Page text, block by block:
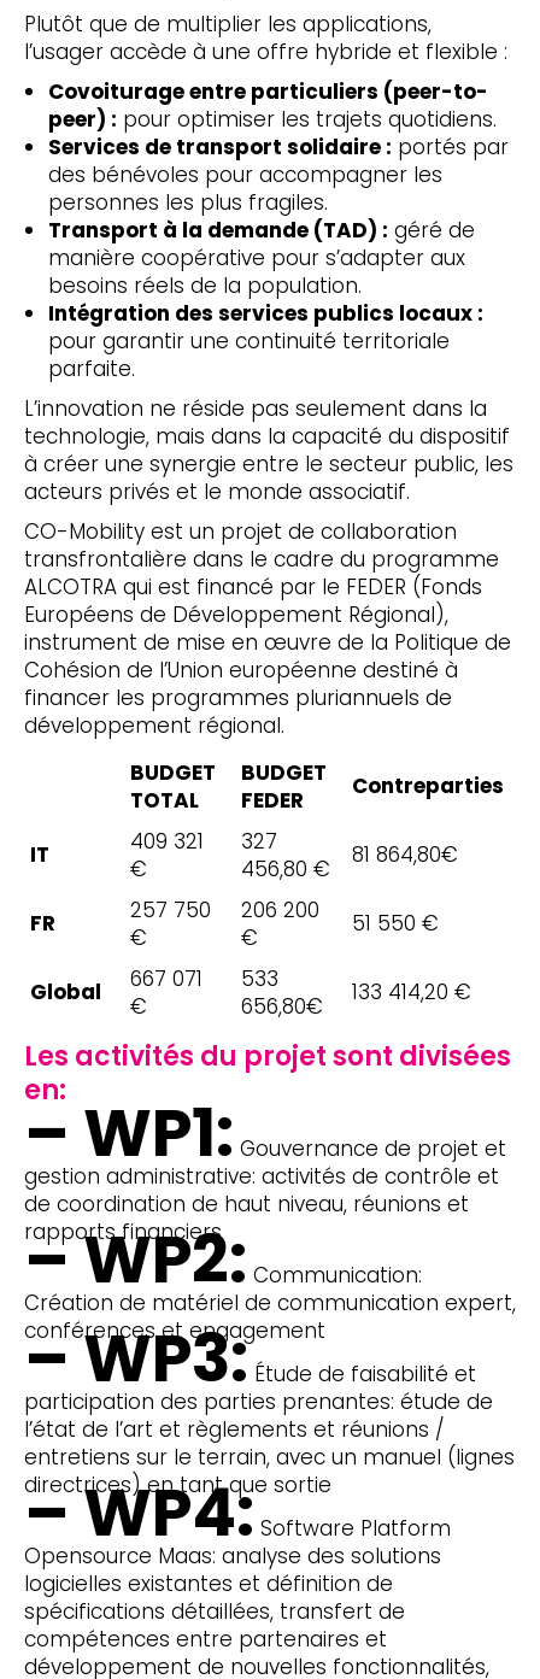
Plutôt que de multiplier les applications,
l’usager accède à une offre hybride et flexible :
Covoiturage entre particuliers (peer-to-
peer) : pour optimiser les trajets quotidiens.
Services de transport solidaire : portés par
des bénévoles pour accompagner les
personnes les plus fragiles.
Transport à la demande (TAD) : géré de
manière coopérative pour s’adapter aux
besoins réels de la population.
Intégration des services publics locaux :
pour garantir une continuité territoriale
parfaite.
L’innovation ne réside pas seulement dans la
technologie, mais dans la capacité du dispositif
à créer une synergie entre le secteur public, les
acteurs privés et le monde associatif.
CO-Mobility est un projet de collaboration
transfrontalière dans le cadre du programme
ALCOTRA qui est financé par le FEDER (Fonds
Européens de Développement Régional),
instrument de mise en œuvre de la Politique de
Cohésion de l’Union européenne destiné à
financer les programmes pluriannuels de
développement régional.
BUDGET
TOTAL
BUDGET
FEDER
Contreparties
IT
409 321
€
327
456,80 €
81 864,80€
FR
257 750
€
206 200
€
51 550 €
Global
667 071
€
533
656,80€
133 414,20 €
Les activités du projet sont divisées
en:
– WP1: Gouvernance de projet et
gestion administrative: activités de contrôle et
de coordination de haut niveau, réunions et
rapports financiers
– WP2: Communication:
Création de matériel de communication expert,
conférences et engagement
– WP3: Étude de faisabilité et
participation des parties prenantes: étude de
l’état de l’art et règlements et réunions /
entretiens sur le terrain, avec un manuel (lignes
directrices) en tant que sortie
– WP4: Software Platform
Opensource Maas: analyse des solutions
logicielles existantes et définition de
spécifications détaillées, transfert de
compétences entre partenaires et
développement de nouvelles fonctionnalités,